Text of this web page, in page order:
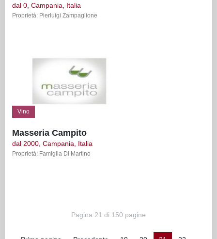
dal 0, Campania, Italia
Proprietà: Pierluigi Zampaglione
Vino
Masseria Campito
dal 2000, Campania, Italia
Proprietà: Famiglia Di Martino
Pagina 21 di 150 pagine